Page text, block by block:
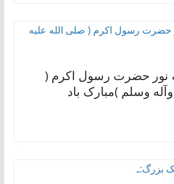
نور حضرت رسول اکرم (
وسلم )مبارک باد